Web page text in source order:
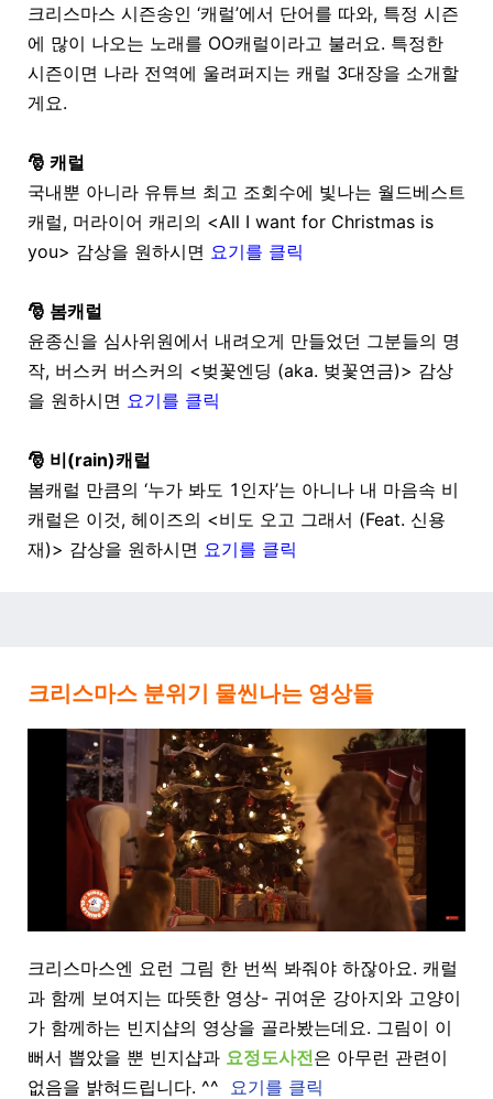
크리스마스 시즌송인 ‘캐럴’에서 단어를 따와, 특정 시즌
에 많이 나오는 노래를 OO캐럴이라고 불러요. 특정한
시즌이면 나라 전역에 울려퍼지는 캐럴 3대장을 소개할
게요.
🎅 캐럴
국내뿐 아니라 유튜브 최고 조회수에 빛나는 월드베스트
캐럴, 머라이어 캐리의 <All I want for Christmas is
you> 감상을 원하시면 요기를 클릭
🎅 봄캐럴
윤종신을 심사위원에서 내려오게 만들었던 그분들의 명
작, 버스커 버스커의 <벚꽃엔딩 (aka. 벚꽃연금)> 감상
을 원하시면 요기를 클릭
🎅 비(rain)캐럴
봄캐럴 만큼의 ‘누가 봐도 1 인자’는 아니나 내 마음속 비
캐럴은 이것, 헤이즈의 <비도 오고 그래서 (Feat. 신용
재)> 감상을 원하시면 요기를 클릭
크리스마스 분위기 물씬나는 영상들
크리스마스엔 요런 그림 한 번씩 봐줘야 하잖아요. 캐럴
과 함께 보여지는 따뜻한 영상- 귀여운 강아지와 고양이
가 함께하는 빈지샵의 영상을 골라봤는데요. 그림이 이
뻐서 뽑았을 뿐 빈지샵과 요정도사전은 아무런 관련이
없음을 밝혀드립니다. ^^ 요기를 클릭